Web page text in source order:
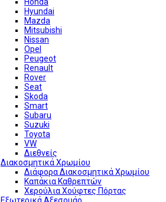
Hyundai
Mazda
Mitsubishi
Nissan
Opel
Peugeot
Renault
Rover
Seat
Skoda
Smart
Subaru
Suzuki
Toyota
VW
Διεθνείς
Διακοσμητικά Χρωμίου
Διάφορα Διακοσμητικά Χρωμίου
Καπάκια Καθρεπτών
Χερούλια Χούφτες Πόρτας